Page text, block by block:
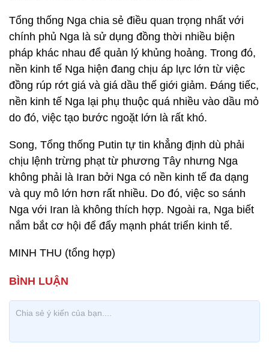
Tổng thống Nga chia sẻ điều quan trọng nhất với
chính phủ Nga là sử dụng đồng thời nhiều biện
pháp khác nhau để quản lý khủng hoảng. Trong đó,
nền kinh tế Nga hiện đang chịu áp lực lớn từ việc
đồng rúp rớt giá và giá dầu thế giới giảm. Đáng tiếc,
nền kinh tế Nga lại phụ thuộc quá nhiều vào dầu mỏ
do đó, việc tạo bước ngoặt lớn là rất khó.
Song, Tổng thống Putin tự tin khẳng định dù phải
chịu lệnh trừng phạt từ phương Tây nhưng Nga
không phải là Iran bởi Nga có nền kinh tế đa dạng
và quy mô lớn hơn rất nhiều. Do đó, việc so sánh
Nga với Iran là không thích hợp. Ngoài ra, Nga biết
nắm bắt cơ hội để đẩy mạnh phát triển kinh tế.
MINH THU (tổng hợp)